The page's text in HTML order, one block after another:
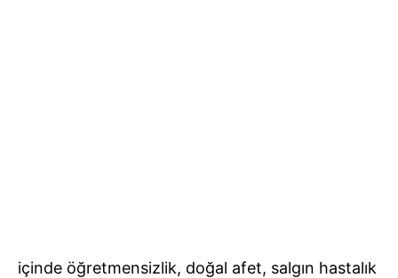
içinde öğretmensizlik, doğal afet, salgın hastalık